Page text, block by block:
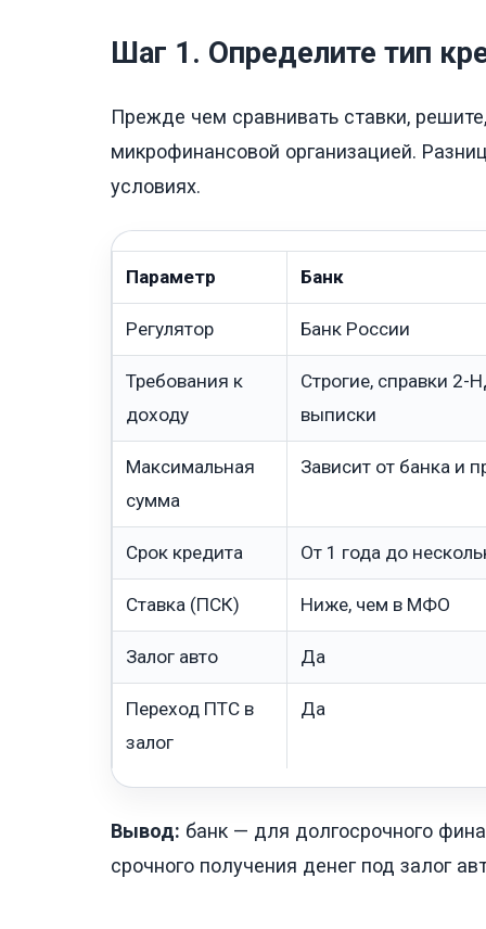
Шаг 1. Определите тип
Прежде чем сравнивать ставки,
микрофинансовой организацией.
условиях.
Параметр Банк
Регулятор Банк России
Требования к
доходу
Строгие, справки
выписки
Максимальная
сумма
Зависит от банка и
Срок кредита От 1 года до
Ставка (ПСК) Ниже, чем в МФО
Залог авто Да
Переход ПТС в
залог
Да
Вывод: банк — для долгосрочного
срочного получения денег под залог